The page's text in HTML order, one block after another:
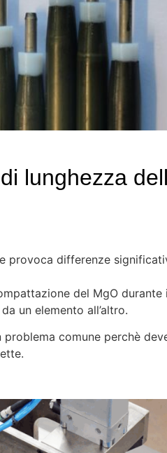
lunghezza
provoca differenze
del MgO
un elemento all’altro.
comune perchè